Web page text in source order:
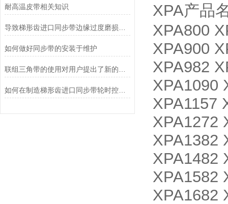
耐高温皮带相关知识
如何做好同步带的安装于维护
如何在制造梯形齿进口同步带轮时控制好节距误差？
XPA产品
XPA800
XPA900
XPA982
XPA1090
XPA1157
XPA1272
XPA1382
XPA1482
XPA1582
XPA1682